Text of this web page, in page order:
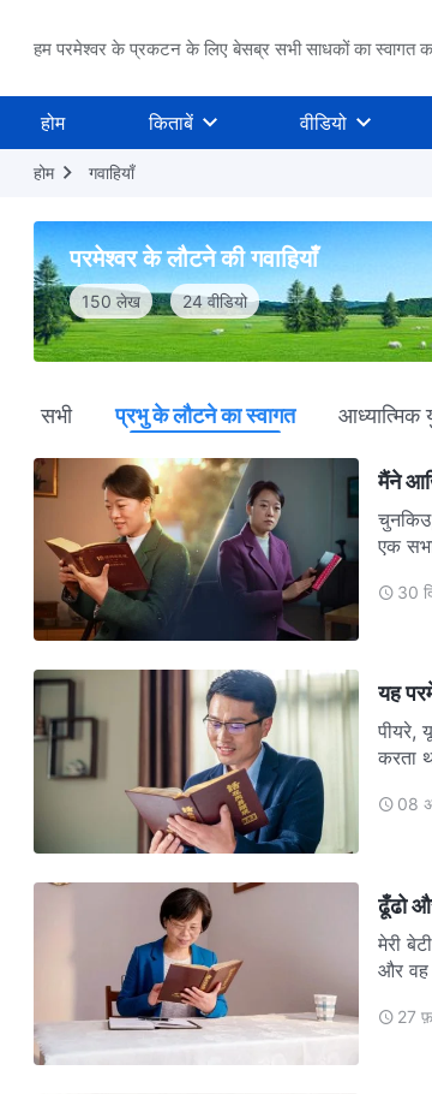
हम परमेश्वर के प्रकटन के लिए बेसब्र सभी साधकों का स्वागत
होम किताबें वीडियो
होम गवाहियाँ
परमेश्वर के लौटने की गवाहियाँ
150 लेख 24 वीडियो
सभी प्रभु के लौटने का स्वागत आध्यात्मिक
मैंने
एक
30
यह
पीयरे,
करता
08
ढूँढो
मेरी
और वह
27